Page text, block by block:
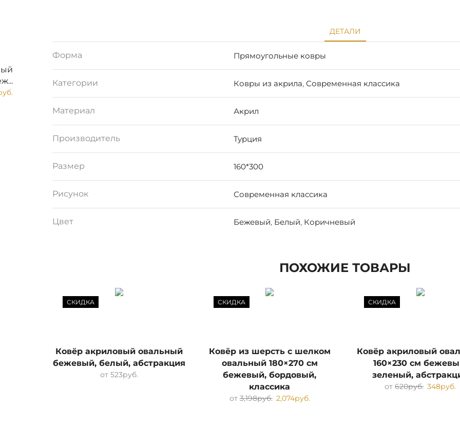
ДЕТАЛИ
Форма Прямоугольные ковры
Категории Ковры из акрила, Современная классика
Материал Акрил
Производитель Турция
Размер 160*300
Рисунок Современная классика
Цвет Бежевый, Белый, Коричневый
ПОХОЖИЕ ТОВАРЫ
СКИДКА
Ковёр акриловый овальный
бежевый, белый, абстракция
от 523руб.
СКИДКА
Ковёр из шерсть с шелком
овальный 180×270 см
бежевый, бордовый,
классика
от3,198руб. 2,074руб.
СКИДКА
Ковёр акриловый
160×230 см
зеленый,
от620руб. 348руб.